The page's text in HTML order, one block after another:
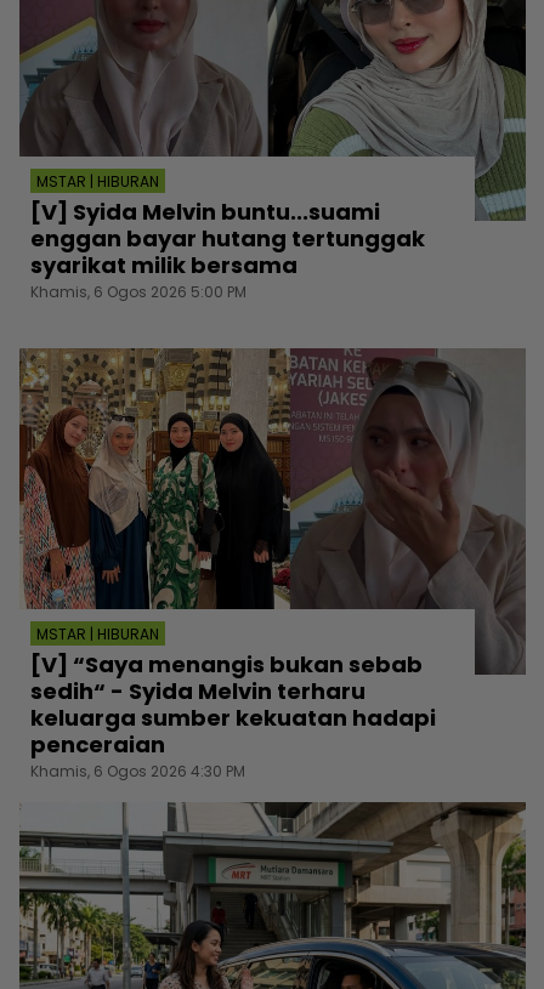
MSTAR | HIBURAN
[V] Syida Melvin buntu...suami
enggan bayar hutang tertunggak
syarikat milik bersama
Khamis, 6 Ogos 2026 5:00 PM
MSTAR | HIBURAN
[V] “Saya menangis bukan sebab
sedih“ - Syida Melvin terharu
keluarga sumber kekuatan hadapi
penceraian
Khamis, 6 Ogos 2026 4:30 PM